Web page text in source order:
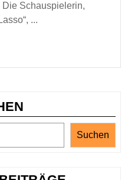
Die Schauspielerin,
...
Suchen